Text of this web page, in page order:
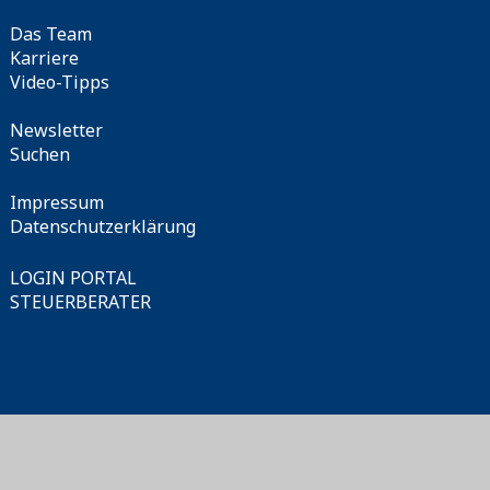
Zustimmen
Navigation
überspringen
Das Team
Karriere
Video-Tipps
Navigation
überspringen
Newsletter
Suchen
Navigation
überspringen
Impressum
Datenschutzerklärung
LOGIN PORTAL
STEUERBERATER